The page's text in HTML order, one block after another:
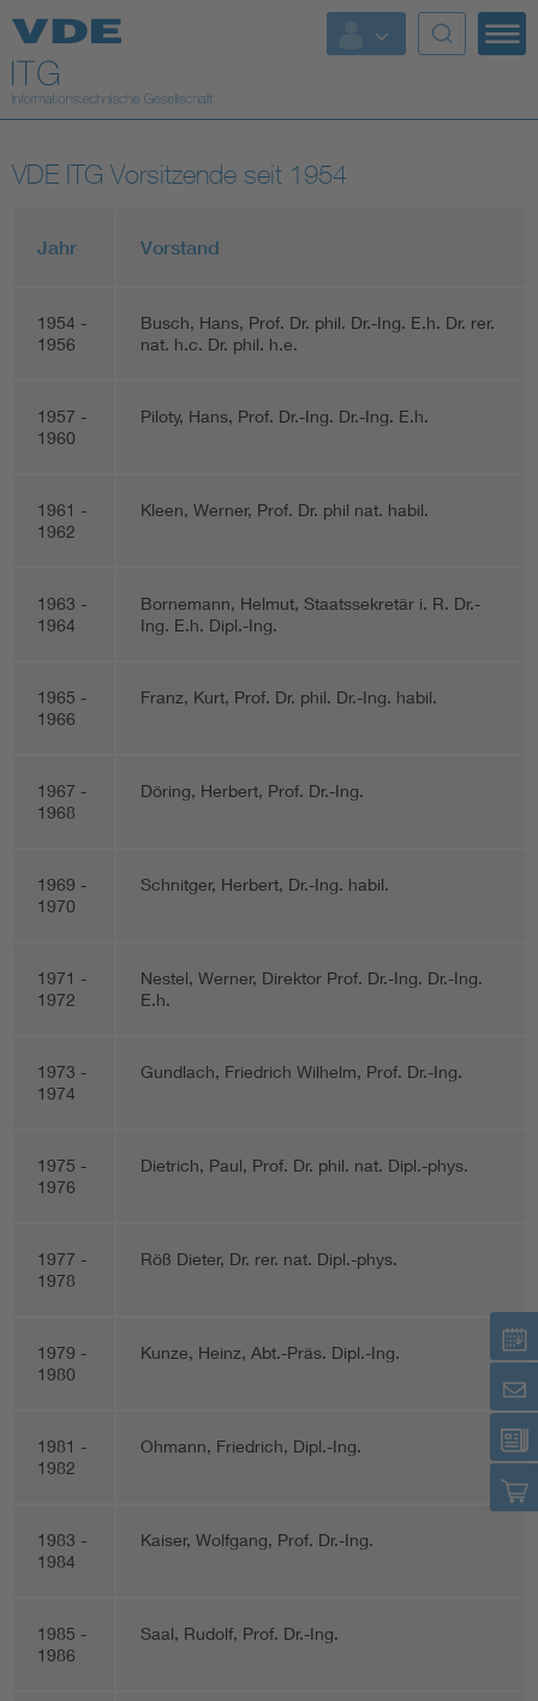
Top Themen
Fokusthemen
Energy
AI & Digital Trust
Health
Weitere Themen
VDE ITG Vorsitzende seit 1954
Jahr Vorstand
1954 -
1956
Busch, Hans, Prof. Dr. phil. Dr.-Ing. E.h. Dr. rer.
nat. h.c. Dr. phil. h.e.
1957 -
1960
Piloty, Hans, Prof. Dr.-Ing. Dr.-Ing. E.h.
1961 -
1962
Kleen, Werner, Prof. Dr. phil nat. habil.
1963 -
1964
Bornemann, Helmut, Staatssekretär i. R. Dr.-
Ing. E.h. Dipl.-Ing.
1965 -
1966
Franz, Kurt, Prof. Dr. phil. Dr.-Ing. habil.
1967 -
1968
Döring, Herbert, Prof. Dr.-Ing.
1969 -
1970
Schnitger, Herbert, Dr.-Ing. habil.
1971 -
1972
Nestel, Werner, Direktor Prof. Dr.-Ing. Dr.-Ing.
E.h.
1973 -
1974
Gundlach, Friedrich Wilhelm, Prof. Dr.-Ing.
1975 -
1976
Dietrich, Paul, Prof. Dr. phil. nat. Dipl.-phys.
1977 -
1978
Röß Dieter, Dr. rer. nat. Dipl.-phys.
1979 -
1980
Kunze, Heinz, Abt.-Präs. Dipl.-Ing.
1981 -
1982
Ohmann, Friedrich, Dipl.-Ing.
1983 -
1984
Kaiser, Wolfgang, Prof. Dr.-Ing.
1985 -
1986
Saal, Rudolf, Prof. Dr.-Ing.